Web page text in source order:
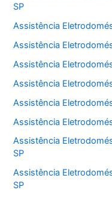
SP
Assistência
Assistência
Assistência
Assistência
Assistência
Assistência
Assistência
SP
Assistência
SP